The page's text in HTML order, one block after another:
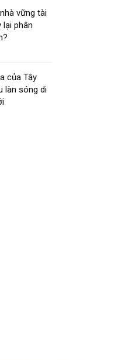
vững tài
lại phân
của Tây
làn sóng di